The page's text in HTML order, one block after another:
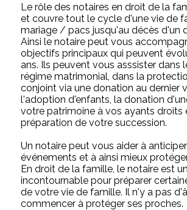
Le rôle des notaires en droit de la
et couvre tout le cycle d'une vie de
mariage / pacs jusqu'au décès d'un
Ainsi le notaire peut vous
objectifs principaux qui peuvent
ans. Ils peuvent vous asssister dans
régime matrimonial, dans la
conjoint via une donation au dernier
l'adoption d'enfants, la donation
votre patrimoine à vos ayants droits
préparation de votre succession.
Un notaire peut vous aider à
événements et à ainsi mieux
En droit de la famille, le notaire est
incontournable pour préparer
de votre vie de famille. Il n'y a pas
commencer à protéger ses proches.